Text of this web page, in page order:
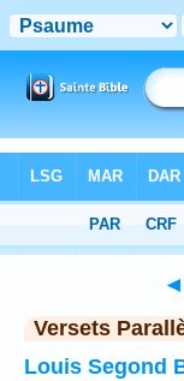
Chapitre 31> Verset 19
◄
Versets
Louis Segond